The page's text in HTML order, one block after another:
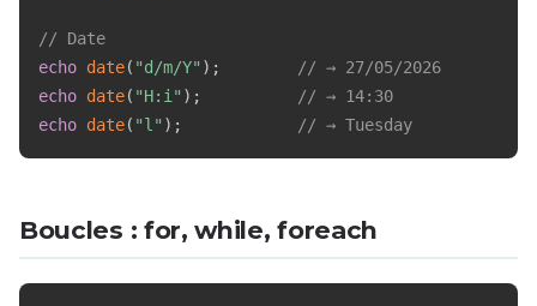
// Date
echo date( "d/m/Y" ) ;
// → 27/05/2026
echo date( "H:i" ) ;
// → 14:30
echo date( "l" ) ; // → Tuesday
Boucles : for, while, foreach